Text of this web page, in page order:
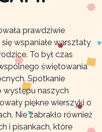
prawdziwie
wspaniałe warsztaty
To był czas
świętowania
Spotkanie
występu naszych
piękne wierszyki o
Nie zabrakło również
i pisankach, które